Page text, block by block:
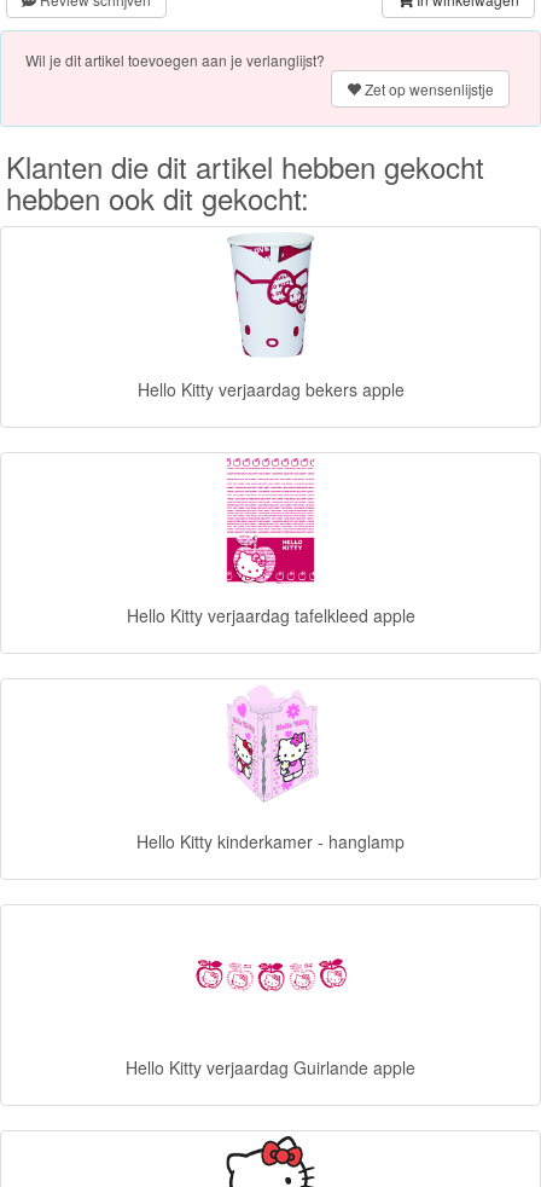
Puzzels
Avengers
Forever
Friends
Spiderman
Batman
Diego
dekbedovertrek
badlaken
Wil je dit artikel toevoegen aan je verlanglijst?
Zet op wensenlijstje
Klanten die dit artikel hebben gekocht
hebben ook dit gekocht:
Hello Kitty verjaardag bekers apple
Hello Kitty verjaardag tafelkleed apple
Hello Kitty kinderkamer - hanglamp
Hello Kitty verjaardag Guirlande apple